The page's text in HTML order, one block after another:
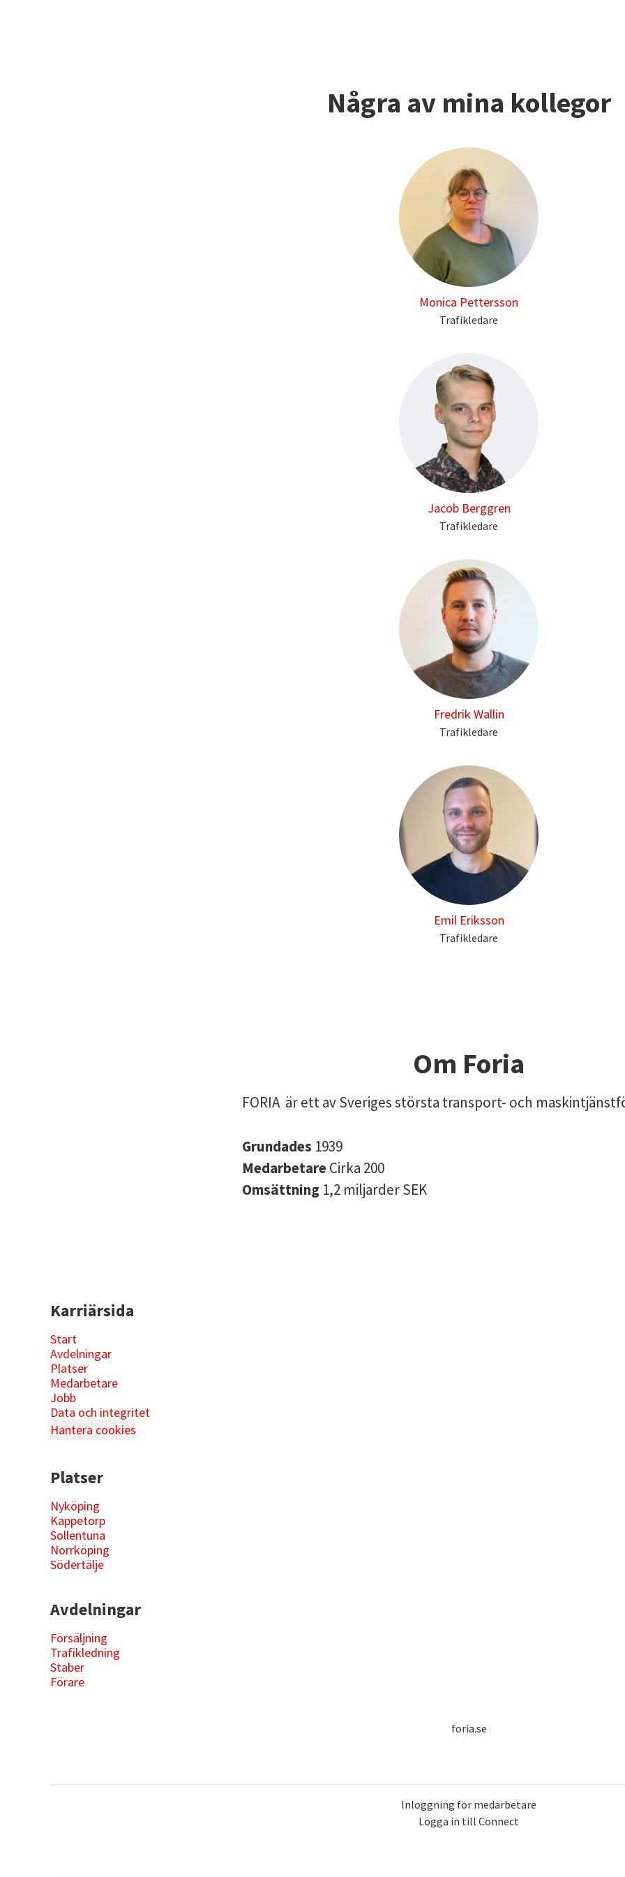
Några av mina kollegor
Monica Pettersson
Trafikledare
Jacob Berggren
Trafikledare
Fredrik Wallin
Trafikledare
Emil Eriksson
Trafikledare
Om Foria
FORIA är ett av Sveriges största transport- och
Grundades 1939
MedarbetareCirka 200
Omsättning 1,2 miljarder SEK
Karriärsida
Start
Avdelningar
Platser
Medarbetare
Jobb
Data och integritet
Hantera cookies
Platser
Nyköping
Kappetorp
Sollentuna
Norrköping
Södertälje
Avdelningar
Försäljning
Trafikledning
Staber
Förare
foria.se
Inloggning för medarbetare
Logga in till Connect